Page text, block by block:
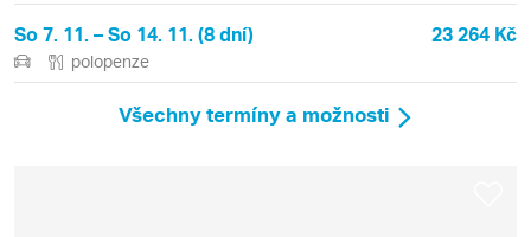
So 7. 11. – So 14. 11. (8 dní) 23 264 Kč
polopenze
Všechny termíny a možnosti